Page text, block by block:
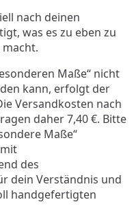
nach deinen
was es zu eben zu
Maße“ nicht
kann, erfolgt der
Versandkosten nach
daher 7,40 €. Bitte
Maße“
des
dein Verständnis und
handgefertigten